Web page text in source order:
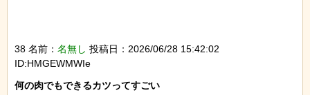
38 名前： 名無し 投稿日：2026/06/28 15:42:02
ID:HMGEWMWIe
何の肉でもできるカツってすごい